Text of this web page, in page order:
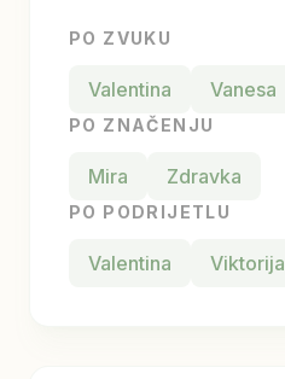
PO ZVUKU
Valentina Vanesa
PO ZNAČENJU
Mira Zdravka
PO PODRIJETLU
Valentina Viktorija